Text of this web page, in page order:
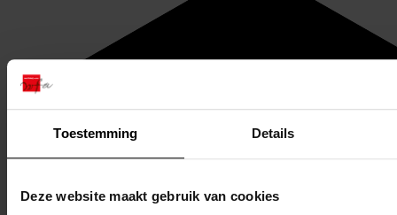
Toestemming Details
Deze website maakt gebruik van cookies